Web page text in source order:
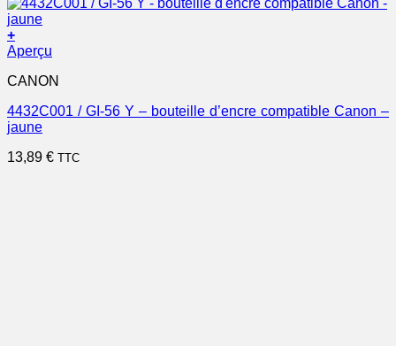
+
Aperçu
CANON
4432C001 / GI-56 Y – bouteille d’encre compatible Canon –
jaune
13,89 € TTC